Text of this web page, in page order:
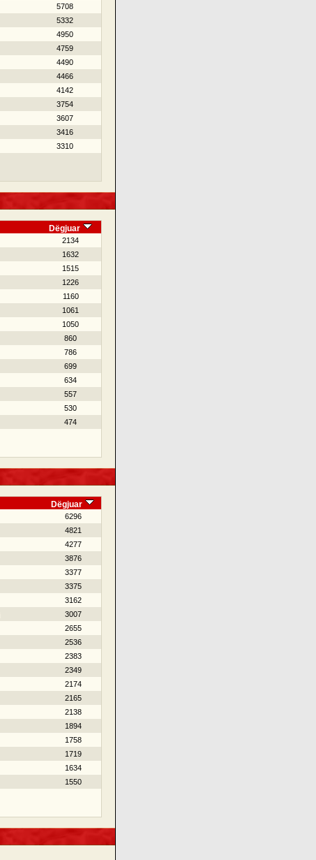
5708
5332
4950
4759
4490
4466
4142
3754
3607
3416
3310
Dëgjuar
2134
1632
1515
1226
1160
1061
1050
860
786
699
634
557
530
474
Dëgjuar
6296
4821
4277
3876
3377
3375
3162
3007
2655
2536
2383
2349
2174
2165
2138
1894
1758
1719
1634
1550